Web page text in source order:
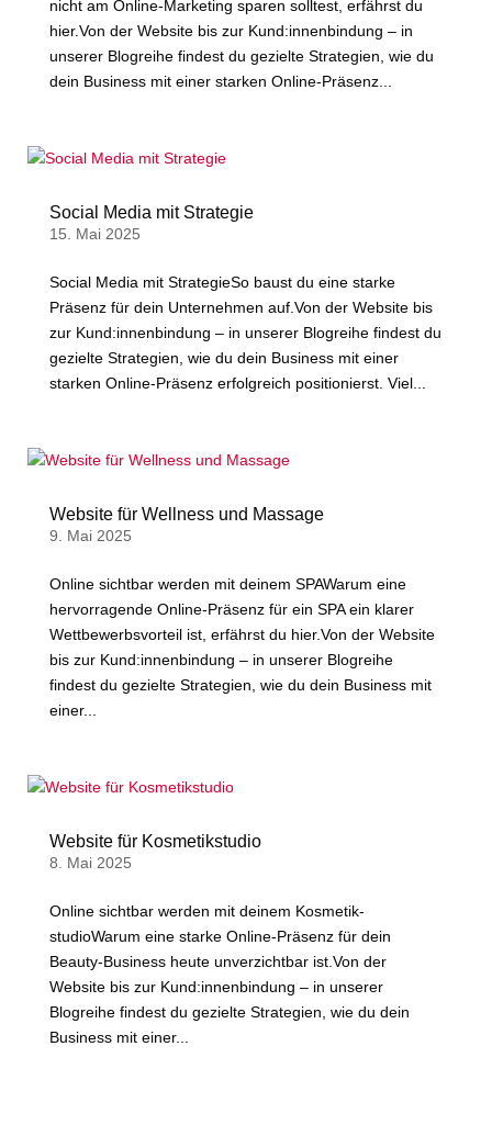
nicht am Online-Marketing sparen solltest, erfährst du
hier.Von der Website bis zur Kund:innenbindung – in
unserer Blogreihe findest du gezielte Strategien, wie du
dein Business mit einer starken Online-Präsenz...
Social Media mit Strategie
15. Mai 2025
Social Media mit StrategieSo baust du eine starke
Präsenz für dein Unternehmen auf.Von der Website bis
zur Kund:innenbindung – in unserer Blogreihe findest du
gezielte Strategien, wie du dein Business mit einer
starken Online-Präsenz erfolgreich positionierst. Viel...
Website für Wellness und Massage
9. Mai 2025
Online sichtbar werden mit deinem SPAWarum eine
hervorragende Online-Präsenz für ein SPA ein klarer
Wettbewerbsvorteil ist, erfährst du hier.Von der Website
bis zur Kund:innenbindung – in unserer Blogreihe
findest du gezielte Strategien, wie du dein Business mit
einer...
Website für Kosmetikstudio
8. Mai 2025
Online sichtbar werden mit deinem Kosmetik­
studioWarum eine starke Online-Präsenz für dein
Beauty-Business heute unverzichtbar ist.Von der
Website bis zur Kund:innenbindung – in unserer
Blogreihe findest du gezielte Strategien, wie du dein
Business mit einer...